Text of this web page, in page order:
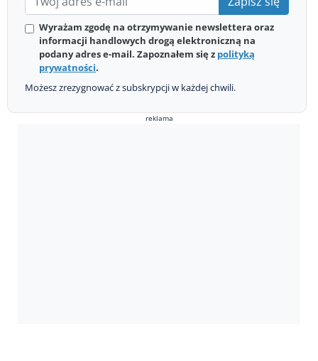
Wyrażam zgodę na otrzymywanie newslettera oraz
informacji handlowych drogą elektroniczną na
podany adres e-mail. Zapoznałem się z polityką
prywatności.
Możesz zrezygnować z subskrypcji w każdej chwili.
reklama